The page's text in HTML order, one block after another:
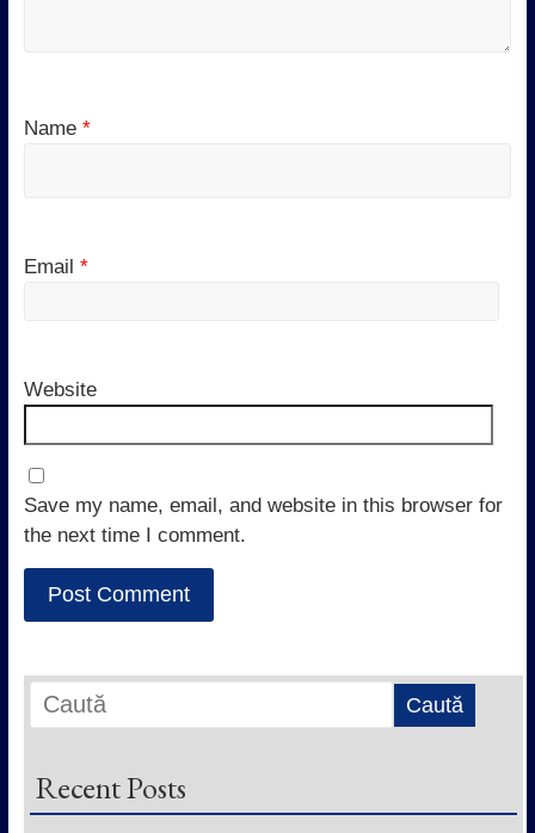
Name *
Email *
Website
Save my name, email, and website in this browser for
the next time I comment.
Recent Posts